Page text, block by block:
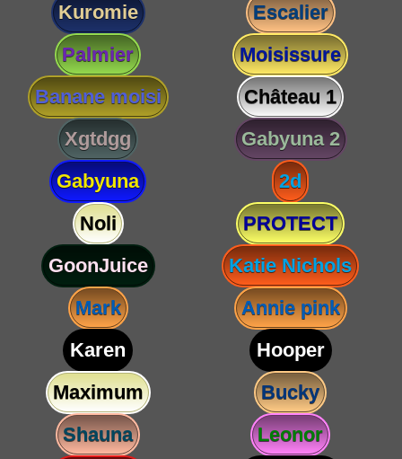
Kuromie
Escalier
Palmier
Moisissure
Banane moisi
Château 1
Xgtdgg
Gabyuna 2
Gabyuna
2d
Noli
PROTECT
GoonJuice
Katie Nichols
Mark
Annie pink
Karen
Hooper
Maximum
Bucky
Shauna
Leonor